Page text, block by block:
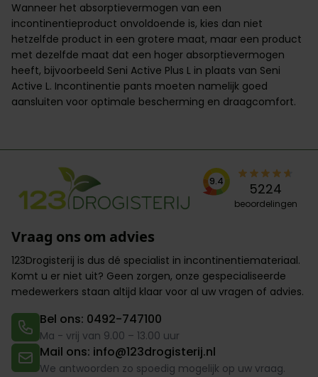
Wanneer het absorptievermogen van een
incontinentieproduct onvoldoende is, kies dan niet
hetzelfde product in een grotere maat, maar een product
met dezelfde maat dat een hoger absorptievermogen
heeft, bijvoorbeeld Seni Active Plus L in plaats van Seni
Active L. Incontinentie pants moeten namelijk goed
aansluiten voor optimale bescherming en draagcomfort.
9.4 5224
beoordelingen
Vraag ons om advies
123Drogisterij is dus dé specialist in incontinentiemateriaal.
Komt u er niet uit? Geen zorgen, onze gespecialiseerde
medewerkers staan altijd klaar voor al uw vragen of advies.
Bel ons: 0492-747100
Ma - vrij van 9.00 – 13.00 uur
Mail ons: info@123drogisterij.nl
We antwoorden zo spoedig mogelijk op uw vraag.